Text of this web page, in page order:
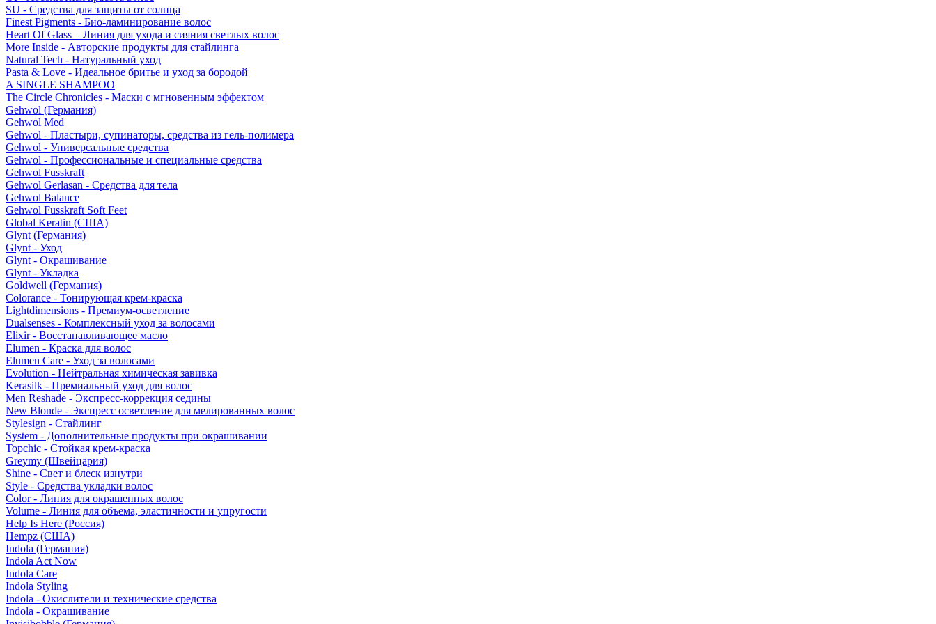
SU - Средства для защиты от солнца
Finest Pigments - Био-ламинирование волос
Heart Of Glass – Линия для ухода и сияния светлых волос
More Inside - Авторские продукты для стайлинга
Natural Tech - Натуральный уход
Pasta & Love - Идеальное бритье и уход за бородой
A SINGLE SHAMPOO
The Circle Chronicles - Маски с мгновенным эффектом
Gehwol (Германия)
Gehwol Med
Gehwol - Пластыри, супинаторы, средства из гель-полимера
Gehwol - Универсальные средства
Gehwol - Профессиональные и специальные средства
Gehwol Fusskraft
Gehwol Gerlasan - Средства для тела
Gehwol Balance
Gehwol Fusskraft Soft Feet
Global Keratin (США)
Glynt (Германия)
Glynt - Уход
Glynt - Окрашивание
Glynt - Укладка
Goldwell (Германия)
Colorance - Тонирующая крем-краска
Lightdimensions - Премиум-осветление
Dualsenses - Комплексный уход за волосами
Elixir - Восстанавливающее масло
Elumen - Краска для волос
Elumen Care - Уход за волосами
Evolution - Нейтральная химическая завивка
Kerasilk - Премиальный уход для волос
Men Reshade - Экспресс-коррекция седины
New Blonde - Экспресс осветление для мелированных волос
Stylesign - Стайлинг
System - Дополнительные продукты при окрашивании
Topchic - Стойкая крем-краска
Greymy (Швейцария)
Shine - Свет и блеск изнутри
Style - Средства укладки волос
Color - Линия для окрашенных волос
Volume - Линия для объема, эластичности и упругости
Help Is Here (Россия)
Hempz (США)
Indola (Германия)
Indola Act Now
Indola Care
Indola Styling
Indola - Окислители и технические средства
Indola - Окрашивание